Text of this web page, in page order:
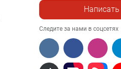
Следите за нами в соцсетях